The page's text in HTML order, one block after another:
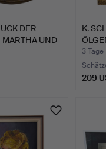
DER
UND
K.
3 Tage
209